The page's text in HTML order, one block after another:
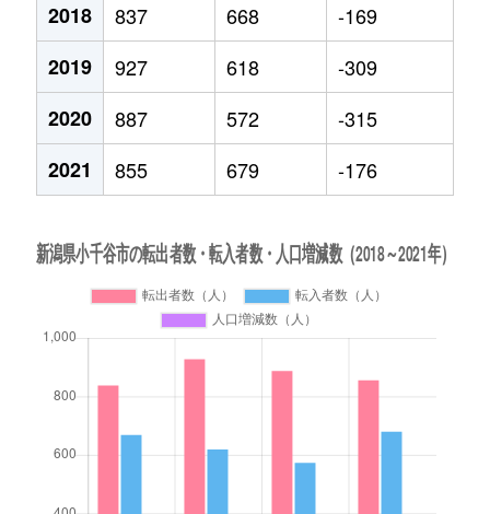
2018
837 668
-169
2019
927 618
-309
2020
887 572
-315
2021
855 679 -176